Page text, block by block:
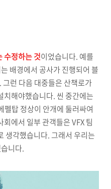
수정하는 것이었습니다. 예를
배경에서 공사가 진행되어 블
런 다음 대중들은 산책로가
치해야했습니다. 씬 중간에는
펠탑 정상이 안개에 둘러싸여
에서 일부 관객들은 VFX 팀
생각했습니다. 그래서 우리는
니다.